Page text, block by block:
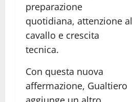
preparazione
quotidiana, attenzione al
cavallo e crescita
tecnica.
Con questa nuova
affermazione, Gualtiero